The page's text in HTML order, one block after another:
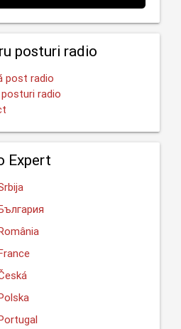
posturi radio
post radio
radio
Expert